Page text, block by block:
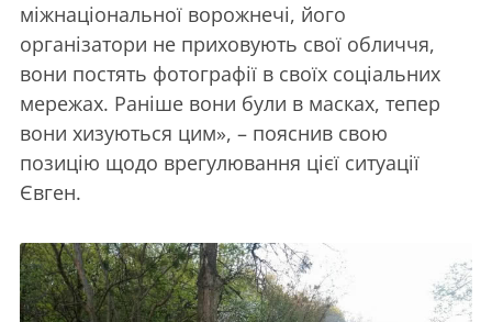
міжнаціональної ворожнечі, його
організатори не приховують свої обличчя,
вони постять фотографії в своїх соціальних
мережах. Раніше вони були в масках, тепер
вони хизуються цим», – пояснив свою
позицію щодо врегулювання цієї ситуації
Євген.